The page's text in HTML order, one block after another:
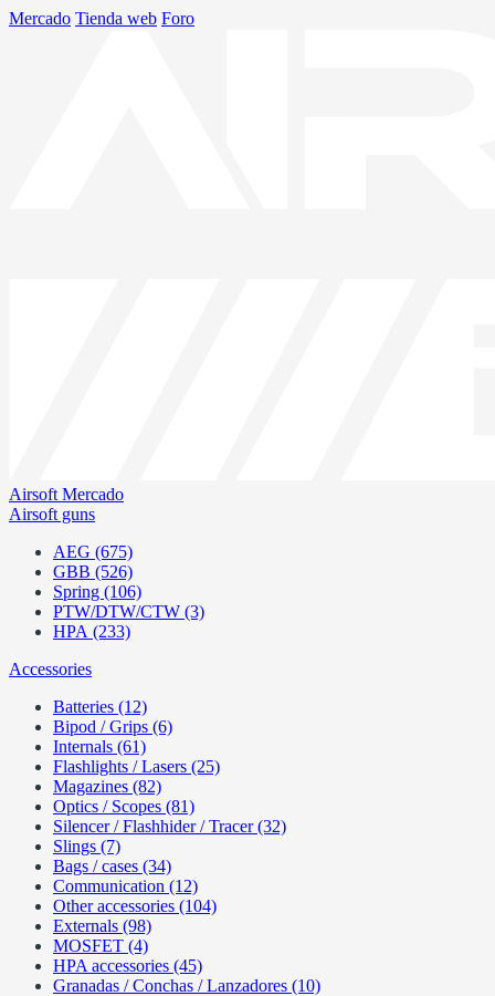
Mercado Tienda web Foro
Airsoft Mercado
Airsoft guns
AEG (675)
GBB (526)
Spring (106)
PTW/DTW/CTW (3)
HPA (233)
Accessories
Batteries (12)
Bipod / Grips (6)
Internals (61)
Flashlights / Lasers (25)
Magazines (82)
Optics / Scopes (81)
Silencer / Flashhider / Tracer (32)
Slings (7)
Bags / cases (34)
Communication (12)
Other accessories (104)
Externals (98)
MOSFET (4)
HPA accessories (45)
Granadas / Conchas / Lanzadores (10)